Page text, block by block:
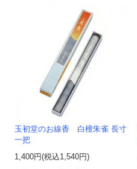
玉初堂のお線香 白檀朱雀 長寸
一把
1,400円(税込1,540円)